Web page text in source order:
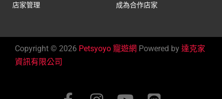
店家管理
成為合作店家
Copyright © 2026 Petsyoyo 寵遊網 Powered by 達克家
資訊有限公司